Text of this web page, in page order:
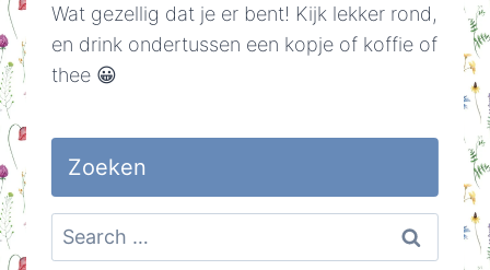
Wat gezellig dat je er bent! Kijk lekker rond,
en drink ondertussen een kopje of koffie of
thee 😀
Zoeken
Search
for: